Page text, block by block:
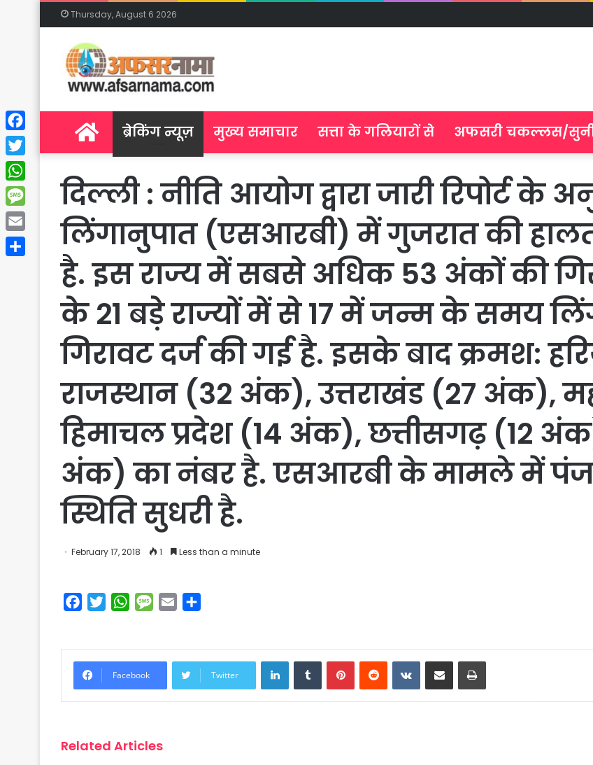
Thursday, August 6 2026
Homeब्रेकिंग न्यूज़ मुख्य समाचार सत्ता के गलियारों से अफसरी चकल्लस/
दिल्ली : नीति आयोग द्वारा जारी रिपोर्ट
लिंगानुपात (एसआरबी) में गुजरात की
है. इस राज्य में सबसे अधिक 53 अंकों की
के 21 बड़े राज्यों में से 17 में जन्म के समय
गिरावट दर्ज की गई है. इसके बाद क्रमश:
राजस्थान (32 अंक), उत्तराखंड (27 अंक),
हिमाचल प्रदेश (14 अंक), छत्तीसगढ़ (12
अंक) का नंबर है. एसआरबी के मामले में
स्थिति सुधरी है.
February 17, 2018 1 Less than a minute
b
o
e
W
s
A
M
g
Facebook Twitter
LinkedInTumblrPinterestReddit VKontakte
Share via Email Print
Related Articles
Facebook
Twitter
WhatsApp
Message
Email